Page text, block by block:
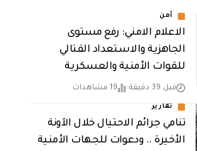
أمن
الاعلام الامني: رفع مستوى
الجاهزية والاستعداد القتالي
للقوات الأمنية والعسكرية
قبل 39 دقيقة 19 مشاهدات
تقارير
تنامي جرائم الاحتيال خلال الآونة
الأخيرة .. ودعوات للجهات الأمنية